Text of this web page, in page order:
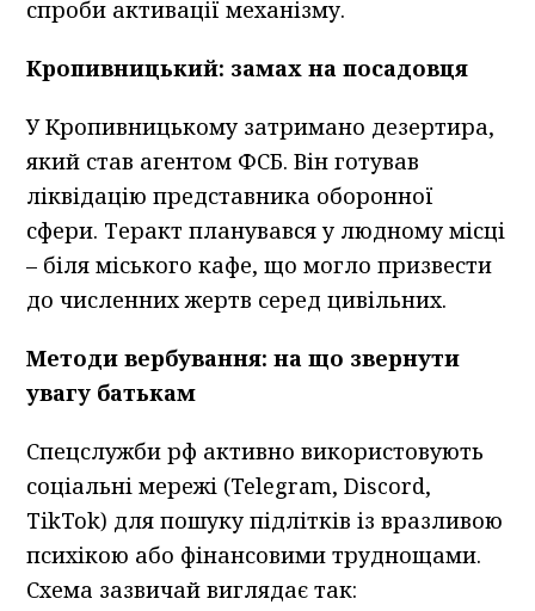
спроби активації механізму.
Кропивницький: замах на посадовця
У Кропивницькому затримано дезертира,
який став агентом ФСБ. Він готував
ліквідацію представника оборонної
сфери. Теракт планувався у людному місці
– біля міського кафе, що могло призвести
до численних жертв серед цивільних.
Методи вербування: на що звернути
увагу батькам
Спецслужби рф активно використовують
соціальні мережі (Telegram, Discord,
TikTok) для пошуку підлітків із вразливою
психікою або фінансовими труднощами.
Схема зазвичай виглядає так: